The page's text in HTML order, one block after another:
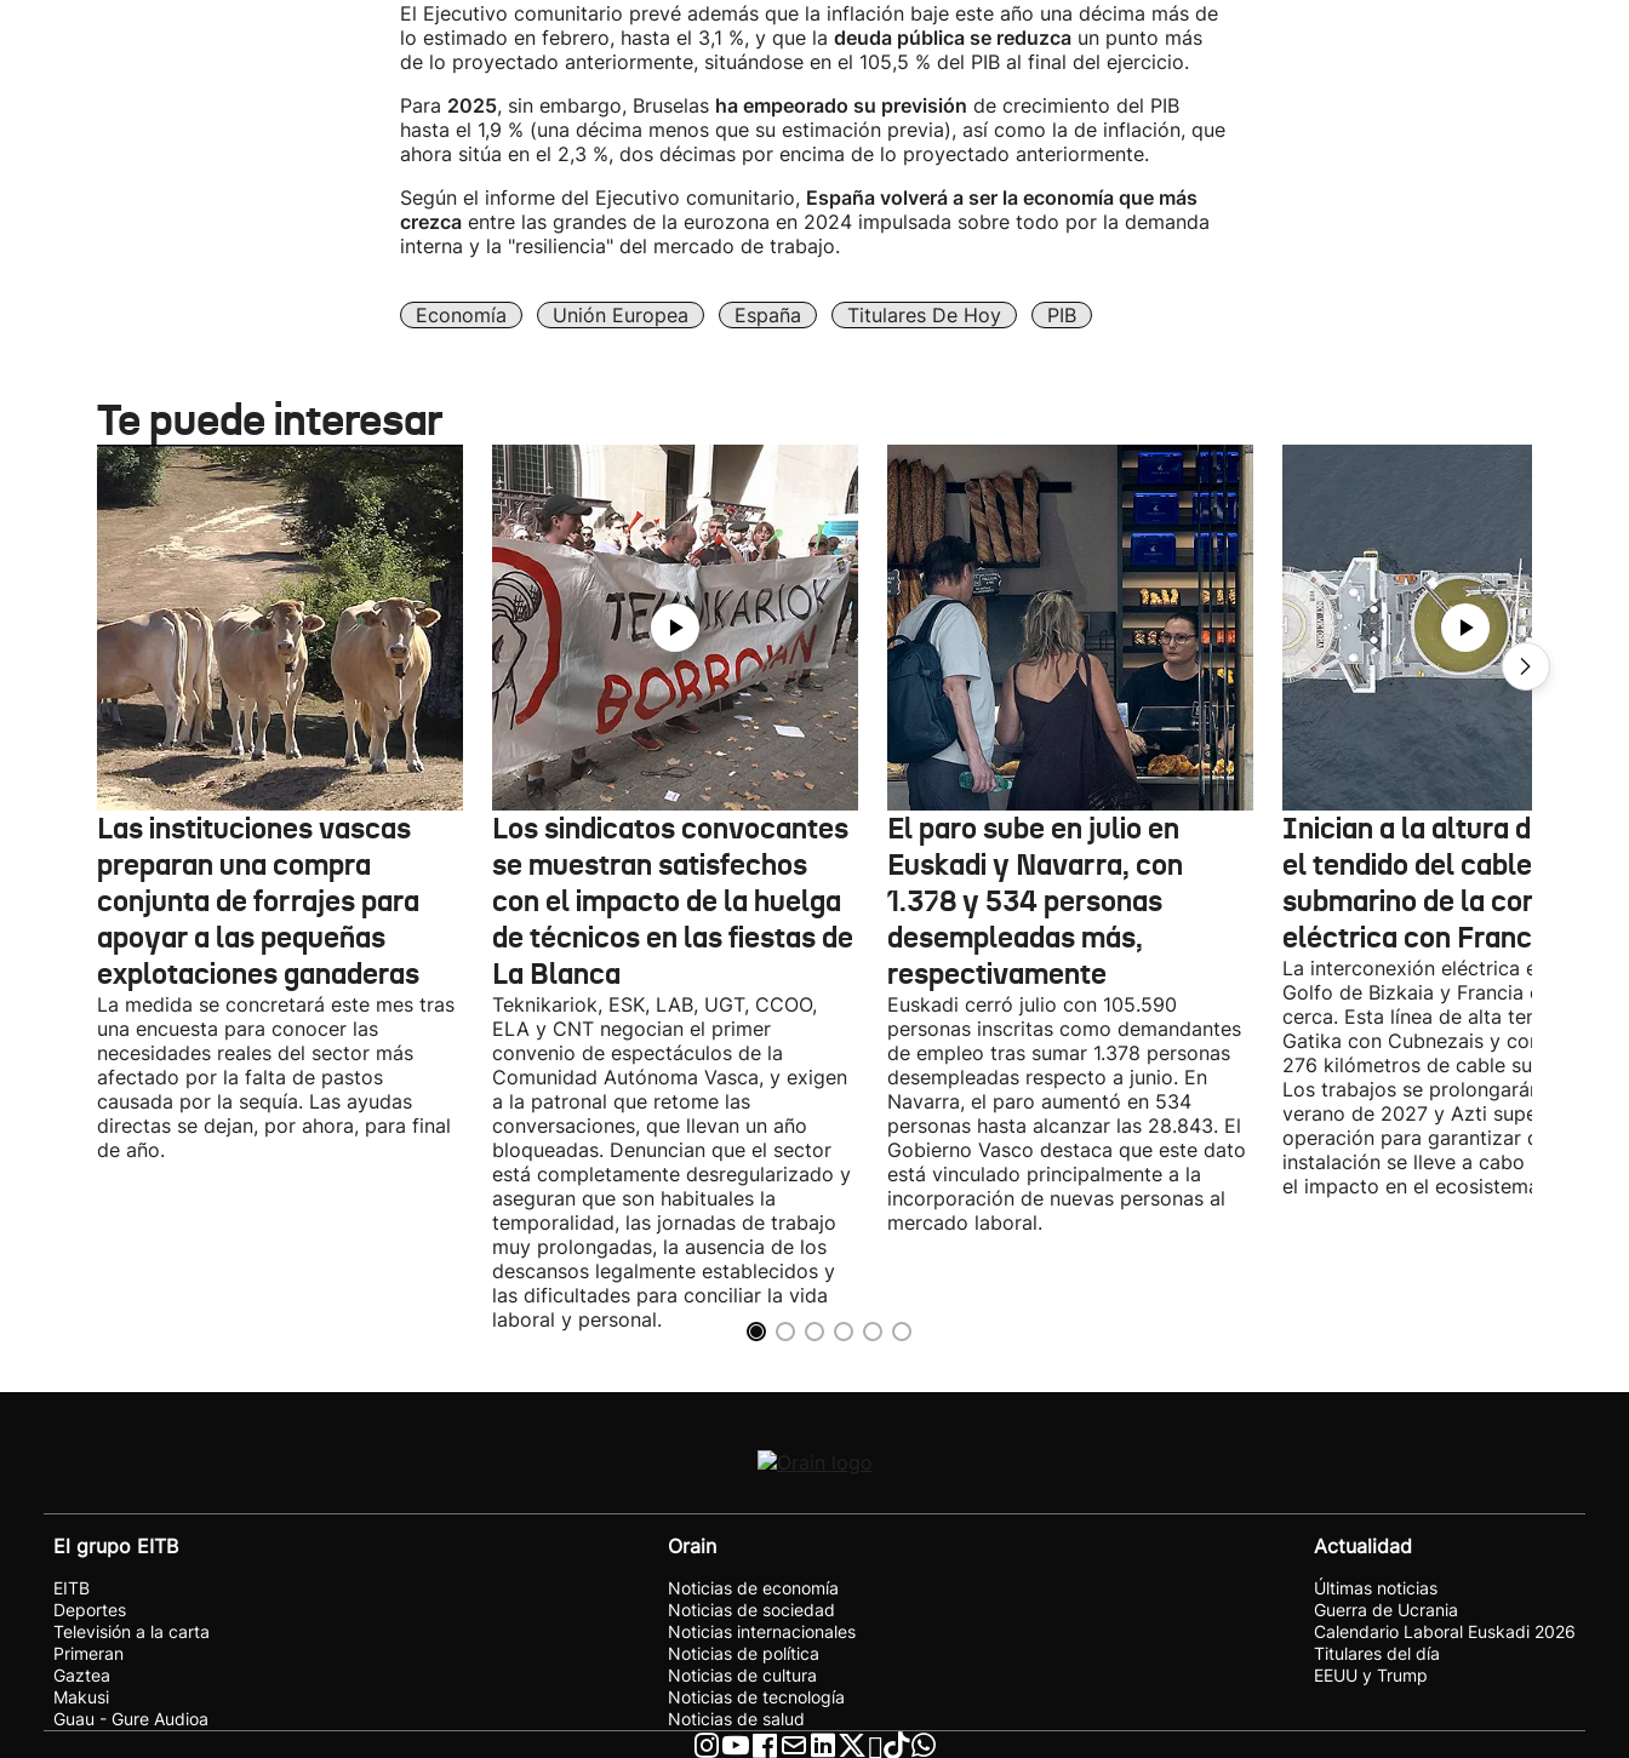
El Ejecutivo comunitario prevé además que la inflación baje este año una décima más de
lo estimado en febrero, hasta el 3,1 %, y que la deuda pública se reduzcaun punto más
de lo proyectado anteriormente, situándose en el 105,5 % del PIB al final del ejercicio.
Para 2025, sin embargo, Bruselas ha empeorado su previsión de crecimiento del PIB
hasta el 1,9 % (una décima menos que su estimación previa), así como la de inflación, que
ahora sitúa en el 2,3 %, dos décimas por encima de lo proyectado anteriormente.
Según el informe del Ejecutivo comunitario, España volverá a ser la economía que más
crezcaentre las grandes de la eurozona en 2024 impulsada sobre todo por la demanda
interna y la "resiliencia" del mercado de trabajo.
Economía Unión Europea España Titulares De Hoy PIB
Te puede interesar
Las instituciones vascas
preparan una compra
conjunta de forrajes para
apoyar a las pequeñas
explotaciones ganaderas
La medida se concretará este mes tras
una encuesta para conocer las
necesidades reales del sector más
afectado por la falta de pastos
causada por la sequía. Las ayudas
directas se dejan, por ahora, para final
de año.
Los sindicatos convocantes
se muestran satisfechos
con el impacto de la huelga
de técnicos en las fiestas de
La Blanca
Teknikariok, ESK, LAB, UGT, CCOO,
ELA y CNT negocian el primer
convenio de espectáculos de la
Comunidad Autónoma Vasca, y exigen
a la patronal que retome las
conversaciones, que llevan un año
bloqueadas. Denuncian que el sector
está completamente desregularizado y
aseguran que son habituales la
temporalidad, las jornadas de trabajo
muy prolongadas, la ausencia de los
descansos legalmente establecidos y
las dificultades para conciliar la vida
laboral y personal.
El paro sube en julio en
Euskadi y Navarra, con
1.378 y 534 personas
desempleadas más,
respectivamente
Euskadi cerró julio con 105.590
personas inscritas como demandantes
de empleo tras sumar 1.378 personas
desempleadas respecto a junio. En
Navarra, el paro aumentó en 534
personas hasta alcanzar las 28.843. El
Gobierno Vasco destaca que este dato
está vinculado principalmente a la
incorporación de nuevas personas al
mercado laboral.
Inician a la altura de
el tendido del cable
submarino de la conexión
eléctrica con Francia
La interconexión eléctrica entre el
Golfo de Bizkaia y Francia está más
cerca. Esta línea de alta tensión unirá
Gatika con Cubnezais y contará con
276 kilómetros de cable submarino.
Los trabajos se prolongarán hasta
verano de 2027 y Azti supervisará la
operación para garantizar que la
instalación se lleve a cabo
el impacto en el ecosistema marino.
El grupo EITB
EITB
Deportes
Televisión a la carta
Primeran
Gaztea
Makusi
Guau - Gure Audioa
Orain
Noticias de economía
Noticias de sociedad
Noticias internacionales
Noticias de política
Noticias de cultura
Noticias de tecnología
Noticias de salud
Actualidad
Últimas noticias
Guerra de Ucrania
Calendario Laboral Euskadi 2026
Titulares del día
EEUU y Trump